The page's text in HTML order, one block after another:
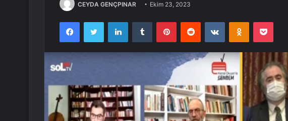
CEYDA GENÇPINAR Ekim 23, 2023
FacebookTwitter LinkedInTumblr PinterestReddit VKontakteOdnoklassniki